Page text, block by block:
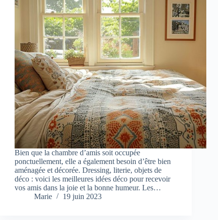
Bien que la chambre d’amis soit occupée
ponctuellement, elle a également besoin d’être bien
aménagée et décorée. Dressing, literie, objets de
déco : voici les meilleures idées déco pour recevoir
vos amis dans la joie et la bonne humeur. Les…
Marie
19 juin 2023